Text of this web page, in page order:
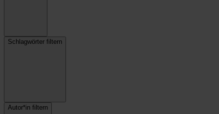
Schlagwörter filtern
Autor*in filtern